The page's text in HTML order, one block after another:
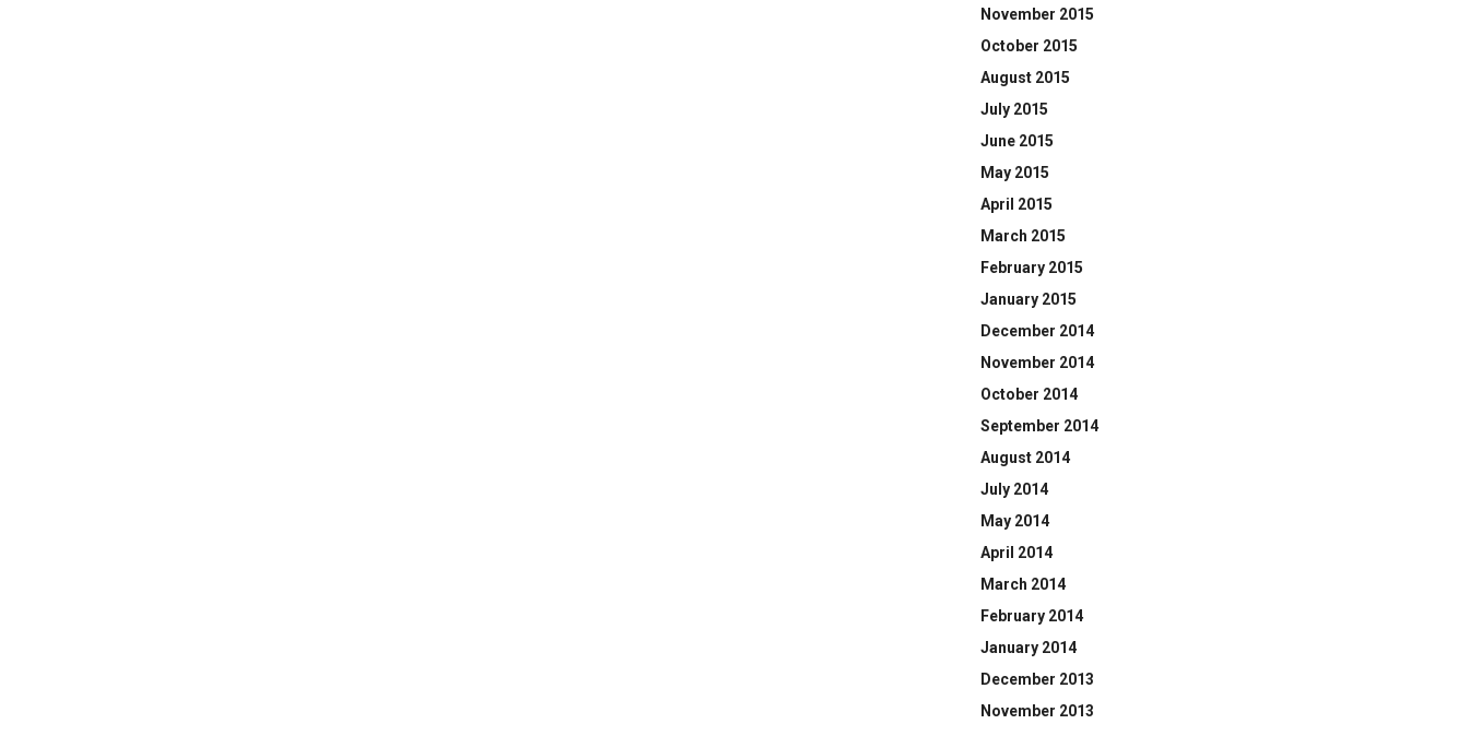
November 2015
October 2015
August 2015
July 2015
June 2015
May 2015
April 2015
March 2015
February 2015
January 2015
December 2014
November 2014
October 2014
September 2014
August 2014
July 2014
May 2014
April 2014
March 2014
February 2014
January 2014
December 2013
November 2013